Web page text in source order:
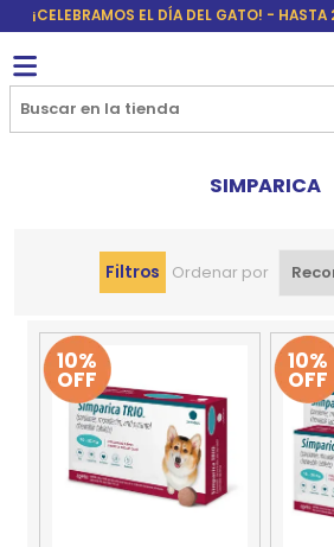
¡CELEBRAMOS EL DÍA DEL GATO! - HASTA
SIMPARICA
Filtros Ordenar por
10%
OFF
10%
OFF